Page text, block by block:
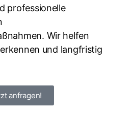
professionelle
Wir helfen
und langfristig
anfragen!